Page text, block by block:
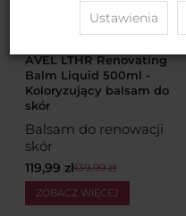
AVEL LTHR Renovating
Balm Liquid 500ml -
Koloryzujący balsam do
skór
Balsam do renowacji
skór
119,99 zł139,99 zł
ZOBACZ WIĘCEJ
Ustawienia